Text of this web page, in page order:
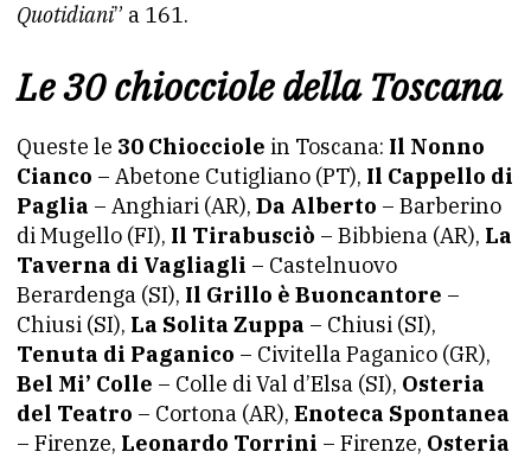
Quotidiani” a 161.
Le 30 chiocciole della Toscana
Queste le 30 Chiocciole in Toscana: Il Nonno
Cianco – Abetone Cutigliano (PT), Il Cappello di
Paglia – Anghiari (AR), Da Alberto – Barberino
di Mugello (FI), Il Tirabusciò – Bibbiena (AR), La
Taverna di Vagliagli – Castelnuovo
Berardenga (SI), Il Grillo è Buoncantore –
Chiusi (SI), La Solita Zuppa – Chiusi (SI),
Tenuta di Paganico – Civitella Paganico (GR),
Bel Mi’ Colle – Colle di Val d’Elsa (SI), Osteria
del Teatro – Cortona (AR), Enoteca Spontanea
– Firenze, Leonardo Torrini – Firenze, Osteria